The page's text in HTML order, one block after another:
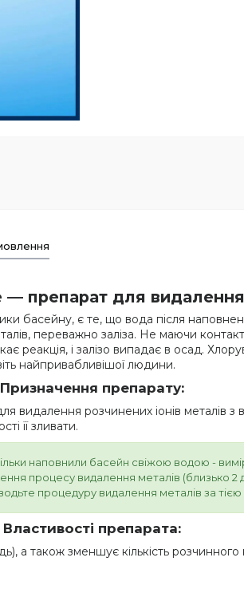
препарат для
басейну, є те, що вода після
переважно заліза. Не маючи
і залізо випадає в осад.
найпривабливішої людини.
Призначення препарату:
розчинених іонів металів з
її зливати.
наповнили басейн свіжою водою -
процесу видалення металів (близько
процедуру видалення металів за
Властивості препарата:
а також зменшує кількість розчинного